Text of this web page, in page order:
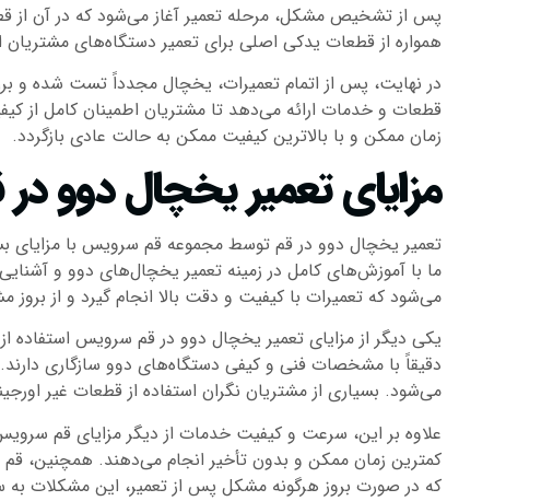
پس از تشخیص مشکل، مرحله تعمیر آغاز می‌شود که در آن از
همواره از قطعات یدکی اصلی برای تعمیر دستگاه‌های
در نهایت، پس از اتمام تعمیرات، یخچال مجدداً تست شده و
قطعات و خدمات ارائه می‌دهد تا مشتریان اطمینان کامل از
زمان ممکن و با بالاترین کیفیت ممکن به حالت عادی بازگردد.
مزایای تعمیر یخچال دوو
تعمیر یخچال دوو در قم توسط مجموعه قم سرویس با مزایای
ما با آموزش‌های کامل در زمینه تعمیر یخچال‌های دوو و
می‌شود که تعمیرات با کیفیت و دقت بالا انجام گیرد و از
یکی دیگر از مزایای تعمیر یخچال دوو در قم سرویس استفاده
دقیقاً با مشخصات فنی و کیفی دستگاه‌های دوو سازگاری
می‌شود. بسیاری از مشتریان نگران استفاده از قطعات غیر
علاوه بر این، سرعت و کیفیت خدمات از دیگر مزایای قم
کمترین زمان ممکن و بدون تأخیر انجام می‌دهند. همچنین، قم
که در صورت بروز هرگونه مشکل پس از تعمیر، این مشکلات